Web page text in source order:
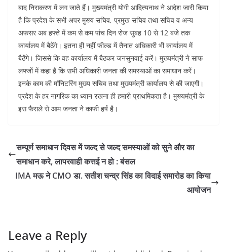
बाद निराकरण में लग जाते हैं। मुख्यमंत्री योगी आदित्यनाथ ने आदेश जारी किया
है कि प्रदेश के सभी अपर मुख्य सचिव, प्रमुख सचिव तथा सचिव व अन्य
अफसर अब हफ्ते में कम से कम पांच दिन रोज सुबह 10 से 12 बजे तक
कार्यालय में बैठेंगे। इतना ही नहीं फील्ड में तैनात अधिकारी भी कार्यालय में
बैठेंगे। जिससे कि वह कार्यालय में बैठकर जनसुनवाई करें। मुख्यमंत्री ने साफ
लफ्जों में कहा है कि सभी अधिकारी जनता की समस्याओं का समाधान करें।
इनके काम की मॉनिटरिंग मुख्य सचिव तथा मुख्यमंत्री कार्यालय से की जाएगी।
प्रदेश के हर नागरिक का ध्यान रखना ही हमारी प्राथमिकता है। मुख्यमंत्री के
इस फैसले से आम जनता ने काफी हर्ष है।
सम्पूर्ण समाधान दिवस में जल्द से जल्द समस्याओं को सुने और का
समाधान करे, लापरवाही कत्तई न हो : बंसल
IMA मऊ ने CMO डा. सतीश चन्द्र सिंह का विदाई समारोह का किया
आयोजन
Leave a Reply